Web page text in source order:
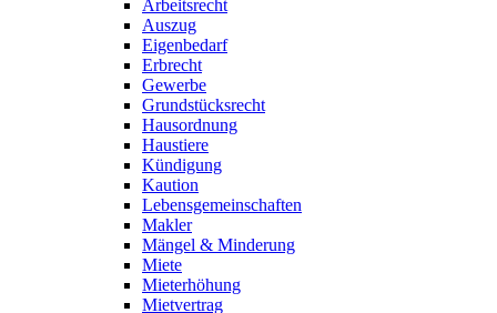
Arbeitsrecht
Auszug
Eigenbedarf
Erbrecht
Gewerbe
Grundstücksrecht
Hausordnung
Haustiere
Kündigung
Kaution
Lebensgemeinschaften
Makler
Mängel & Minderung
Miete
Mieterhöhung
Mietvertrag